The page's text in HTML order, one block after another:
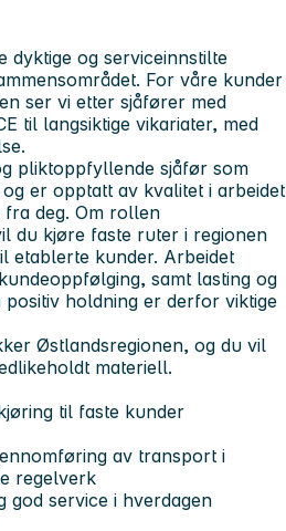
dyktige og serviceinnstilte
For våre kunder
ser vi etter sjåfører med
til langsiktige vikariater, med
pliktoppfyllende sjåfør som
er opptatt av kvalitet i arbeidet
deg. Om rollen
du kjøre faste ruter i regionen
etablerte kunder. Arbeidet
samt lasting og
positiv holdning er derfor viktige
Østlandsregionen, og du vil
materiell.
til faste kunder
av transport i
regelverk
god service i hverdagen